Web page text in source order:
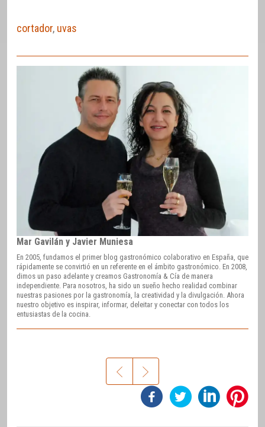
cortador, uvas
Mar Gavilán y Javier Muniesa
En 2005, fundamos el primer blog gastronómico colaborativo en España, que
rápidamente se convirtió en un referente en el ámbito gastronómico. En 2008,
dimos un paso adelante y creamos Gastronomía & Cía de manera
independiente. Para nosotros, ha sido un sueño hecho realidad combinar
nuestras pasiones por la gastronomía, la creatividad y la divulgación. Ahora
nuestro objetivo es inspirar, informar, deleitar y conectar con todos los
entusiastas de la cocina.